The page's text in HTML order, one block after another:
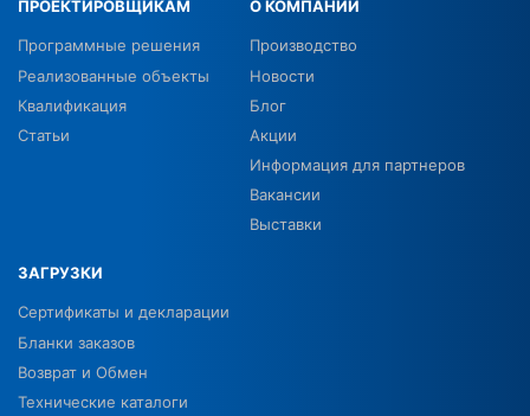
ПРОЕКТИРОВЩИКАМ
Программные решения
Реализованные объекты
Квалификация
Статьи
О КОМПАНИИ
Производство
Новости
Блог
Акции
Информация для партнеров
Вакансии
Выставки
ЗАГРУЗКИ
Сертификаты и декларации
Бланки заказов
Возврат и Обмен
Технические каталоги